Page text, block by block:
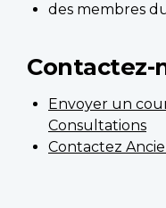
des membres
Contactez-
Envoyer un
Consultations
Contactez